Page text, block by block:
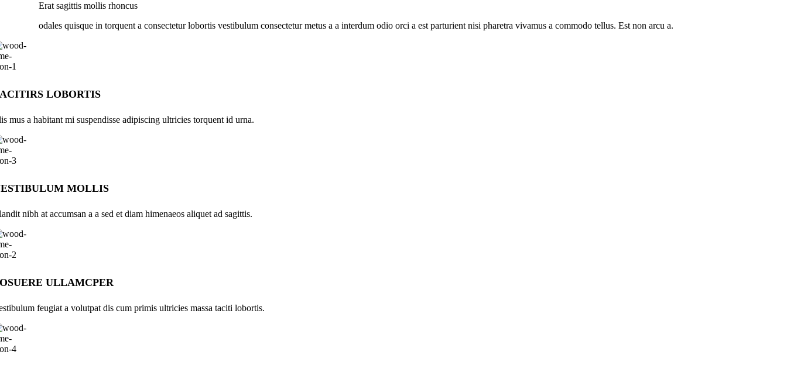
Erat sagittis mollis rhoncus
odales quisque in torquent a consectetur lobortis vestibulum consectetur metus a a interdum odio orci a est parturient nisi pharetra vivamus a commodo tellus. Est non arcu a.
LOBORTIS
mus a habitant mi suspendisse adipiscing ultricies torquent id urna.
MOLLIS
nibh at accumsan a a sed et diam himenaeos aliquet ad sagittis.
ULLAMCPER
feugiat a volutpat dis cum primis ultricies massa taciti lobortis.